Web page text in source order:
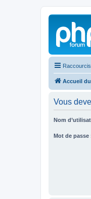
Raccourcis
Accueil
Vous
Nom
Mot de passe